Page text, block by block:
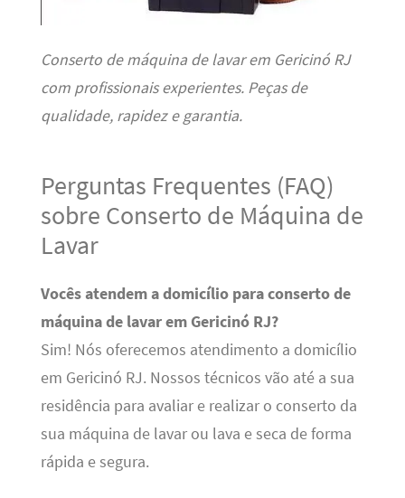
Conserto de máquina de lavar em Gericinó RJ
com profissionais experientes. Peças de
qualidade, rapidez e garantia.
Perguntas Frequentes (FAQ)
sobre Conserto de Máquina de
Lavar
Vocês atendem a domicílio para conserto de
máquina de lavar em Gericinó RJ?
Sim! Nós oferecemos atendimento a domicílio
em Gericinó RJ. Nossos técnicos vão até a sua
residência para avaliar e realizar o conserto da
sua máquina de lavar ou lava e seca de forma
rápida e segura.